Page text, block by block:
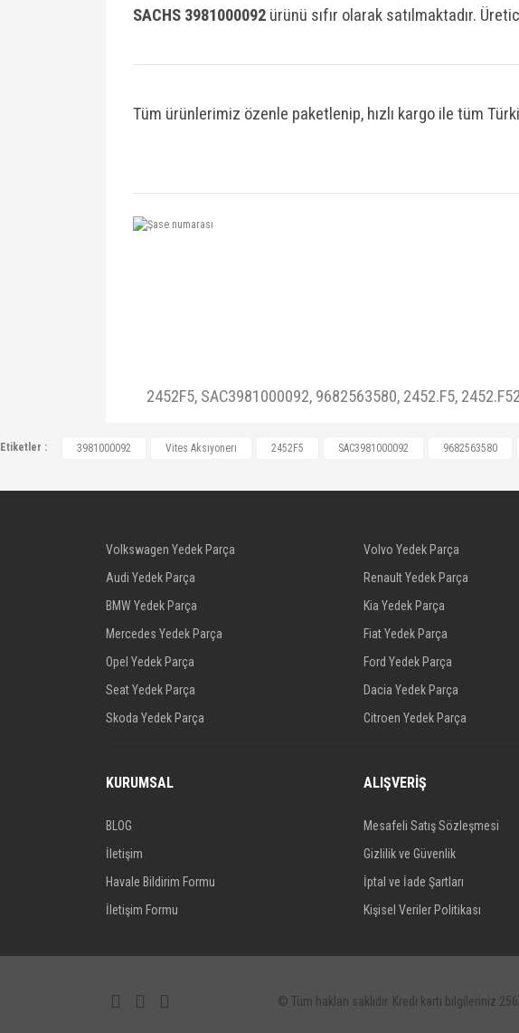
SACHS 3981000092 ürünü sıfır olarak satılmaktadır.
Tüm ürünlerimiz özenle paketlenip, hızlı kargo ile tüm
2452F5, SAC3981000092, 9682563580, 2452.F5,
Etiketler : 3981000092 Vites Aksıyonerı 2452F5 SAC3981000092 9682563580
Volkswagen Yedek Parça
Audi Yedek Parça
BMW Yedek Parça
Mercedes Yedek Parça
Opel Yedek Parça
Seat Yedek Parça
Skoda Yedek Parça
Volvo Yedek Parça
Renault Yedek Parça
Kia Yedek Parça
Fiat Yedek Parça
Ford Yedek Parça
Dacia Yedek Parça
Citroen Yedek Parça
KURUMSAL
BLOG
İletişim
Havale Bildirim Formu
İletişim Formu
ALIŞVERİŞ
Mesafeli Satış Sözleşmesi
Gizlilik ve Güvenlik
İptal ve İade Şartları
Kişisel Veriler Politikası
© Tüm hakları saklıdır. Kredi kartı bilgileriniz